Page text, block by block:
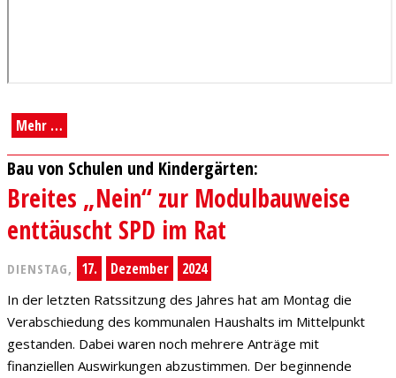
Mehr …
Bau von Schulen und Kindergärten:
Breites „Nein“ zur Modulbauweise
enttäuscht SPD im Rat
DIENSTAG, 17. Dezember 2024
In der letzten Ratssitzung des Jahres hat am Montag die
Verabschiedung des kommunalen Haushalts im Mittelpunkt
gestanden. Dabei waren noch mehrere Anträge mit
finanziellen Auswirkungen abzustimmen. Der beginnende